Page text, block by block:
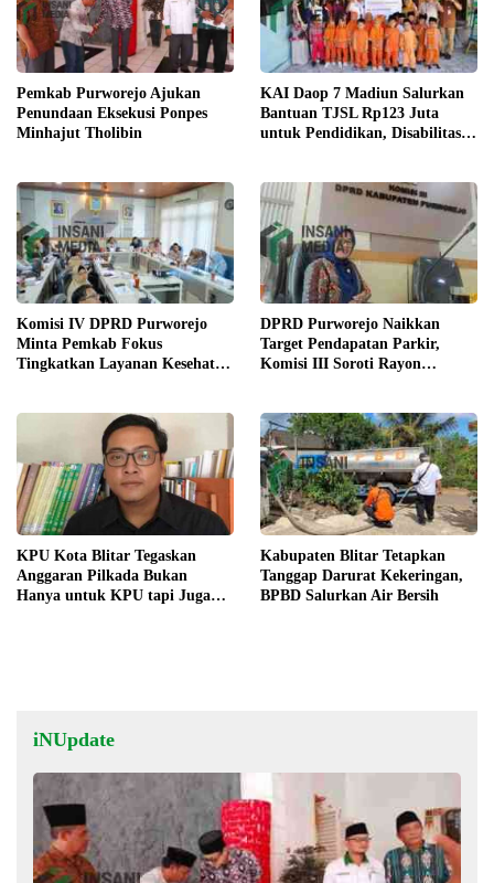
Pemkab Purworejo Ajukan
Penundaan Eksekusi Ponpes
Minhajut Tholibin
KAI Daop 7 Madiun Salurkan
Bantuan TJSL Rp123 Juta
untuk Pendidikan, Disabilitas,
Komisi IV DPRD Purworejo
Minta Pemkab Fokus
Tingkatkan Layanan Kesehatan
DPRD Purworejo Naikkan
Target Pendapatan Parkir,
Komisi III Soroti Rayon
KPU Kota Blitar Tegaskan
Anggaran Pilkada Bukan
Hanya untuk KPU tapi Juga
Kabupaten Blitar Tetapkan
Tanggap Darurat Kekeringan,
BPBD Salurkan Air Bersih
iNUpdate